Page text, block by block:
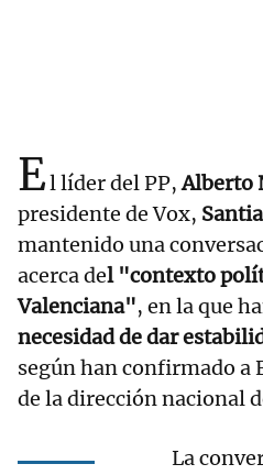
El líder del PP,Alberto
presidente de Vox,
mantenido una
acerca del "contexto
Valenciana", en la que
necesidad de dar
según han confirmado a
de la dirección nacional
La